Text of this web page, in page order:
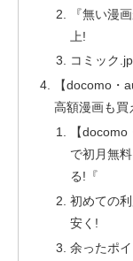
『無い漫
上!
コミック
【docomo・
高額漫画も買
【
で初月無
る!『
初めての
安く!
余ったポ